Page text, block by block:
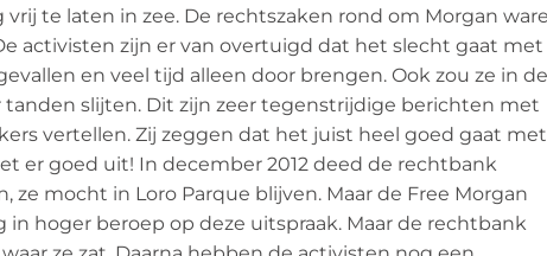
te laten in zee. De rechtszaken rond om Morgan
activisten zijn er van overtuigd dat het slecht gaat met
en veel tijd alleen door brengen. Ook zou ze in de
tanden slijten. Dit zijn zeer tegenstrijdige berichten met
vertellen. Zij zeggen dat het juist heel goed gaat met
er goed uit! In december 2012 deed de rechtbank
ze mocht in Loro Parque blijven. Maar de Free Morgan
hoger beroep op deze uitspraak. Maar de rechtbank